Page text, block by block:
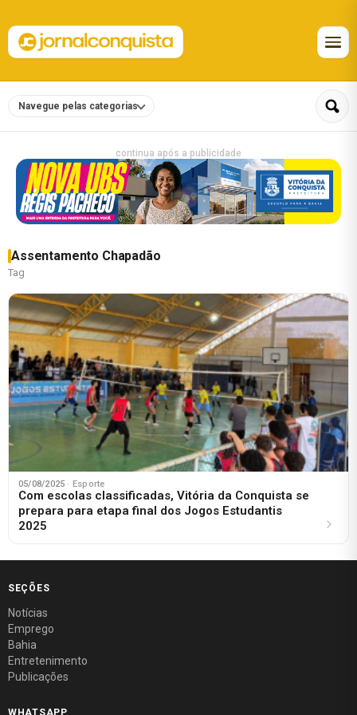
Navegue pelas categorias
continua após a publicidade
Assentamento Chapadão
Tag
05/08/2025 · Esporte
Com escolas classificadas, Vitória da Conquista se
prepara para etapa final dos Jogos Estudantis
2025
SEÇÕES
Notícias
Emprego
Bahia
Entretenimento
Publicações
WHATSAPP